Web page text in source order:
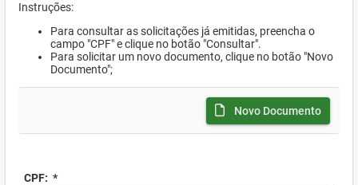
Instruções:
Para consultar as solicitações já emitidas, preencha o
campo "CPF" e clique no botão "Consultar".
Para solicitar um novo documento, clique no botão "Novo
Documento";
Novo Documento
CPF: *